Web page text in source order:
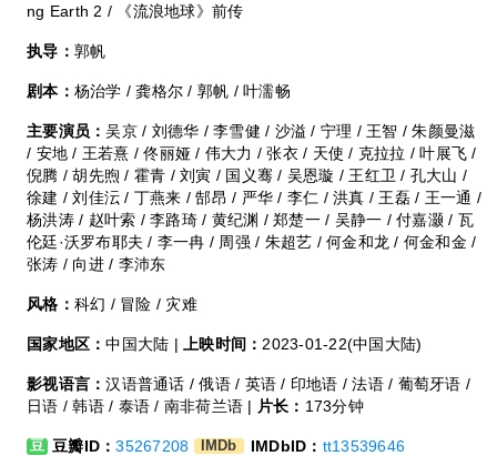
ng Earth 2 / 《流浪地球》前传
执导： 郭帆
剧本： 杨治学 / 龚格尔 / 郭帆 / 叶濡畅
主要演员：吴京 / 刘德华 / 李雪健 / 沙溢 / 宁理 / 王智 / 朱颜曼滋
/ 安地 / 王若熹 / 佟丽娅 / 伟大力 / 张衣 / 天使 / 克拉拉 / 叶展飞 /
倪腾 / 胡先煦 / 霍青 / 刘寅 / 国义骞 / 吴恩璇 / 王红卫 / 孔大山 /
徐建 / 刘佳沄 / 丁燕来 / 郜昂 / 严华 / 李仁 / 洪真 / 王磊 / 王一通 /
杨洪涛 / 赵叶索 / 李路琦 / 黄纪渊 / 郑楚一 / 吴静一 / 付嘉灏 / 瓦
伦廷·沃罗布耶夫 / 李一冉 / 周强 / 朱超艺 / 何金和龙 / 何金和金 /
张涛 / 向进 / 李沛东
风格： 科幻 / 冒险 / 灾难
国家地区：中国大陆 | 上映时间： 2023-01-22(中国大陆)
影视语言：汉语普通话 / 俄语 / 英语 / 印地语 / 法语 / 葡萄牙语 /
日语 / 韩语 / 泰语 / 南非荷兰语 | 片长： 173分钟
豆 豆瓣ID：35267208 IMDb IMDbID： tt13539646